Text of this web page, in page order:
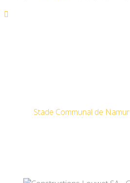
Stade Communal de Namur